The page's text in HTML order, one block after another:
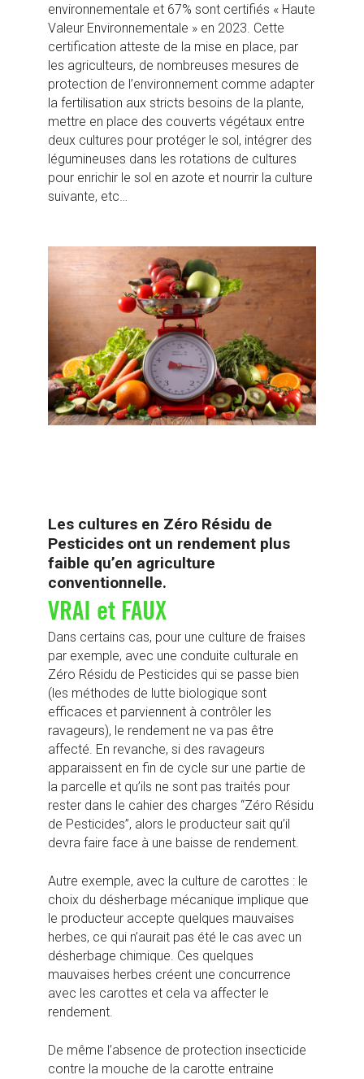
environnementale et 67% sont certifiés « Haute
Valeur Environnementale » en 2023. Cette
certification atteste de la mise en place, par
les agriculteurs, de nombreuses mesures de
protection de l’environnement comme adapter
la fertilisation aux stricts besoins de la plante,
mettre en place des couverts végétaux entre
deux cultures pour protéger le sol, intégrer des
légumineuses dans les rotations de cultures
pour enrichir le sol en azote et nourrir la culture
suivante, etc…
Les cultures en Zéro Résidu de
Pesticides ont un rendement plus
faible qu’en agriculture
conventionnelle.
VRAI et FAUX
Dans certains cas, pour une culture de fraises
par exemple, avec une conduite culturale en
Zéro Résidu de Pesticides qui se passe bien
(les méthodes de lutte biologique sont
efficaces et parviennent à contrôler les
ravageurs), le rendement ne va pas être
affecté. En revanche, si des ravageurs
apparaissent en fin de cycle sur une partie de
la parcelle et qu’ils ne sont pas traités pour
rester dans le cahier des charges “Zéro Résidu
de Pesticides”, alors le producteur sait qu’il
devra faire face à une baisse de rendement.
Autre exemple, avec la culture de carottes : le
choix du désherbage mécanique implique que
le producteur accepte quelques mauvaises
herbes, ce qui n’aurait pas été le cas avec un
désherbage chimique. Ces quelques
mauvaises herbes créent une concurrence
avec les carottes et cela va affecter le
rendement.
De même l’absence de protection insecticide
contre la mouche de la carotte entraine